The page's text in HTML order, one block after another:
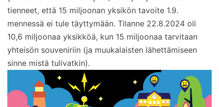
tienneet, että 15 miljoonan yksikön tavoite 1.9.
mennessä ei tule täyttymään. Tilanne 22.8.2024 oli
10,6 miljoonaa yksikköä, kun 15 miljoonaa tarvitaan
yhteisön souveniriin (ja muukalaisten lähettämiseen
sinne mistä tulivatkin).